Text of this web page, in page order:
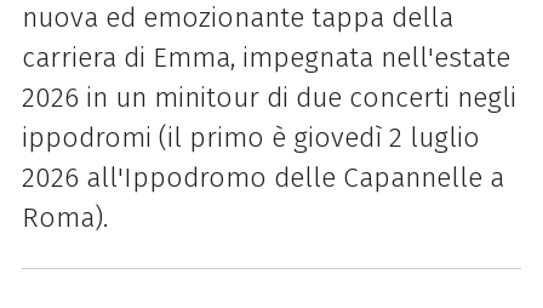
nuova ed emozionante tappa della
carriera di Emma, impegnata nell'estate
2026 in un minitour di due concerti negli
ippodromi (il primo è giovedì 2 luglio
2026 all'Ippodromo delle Capannelle a
Roma).